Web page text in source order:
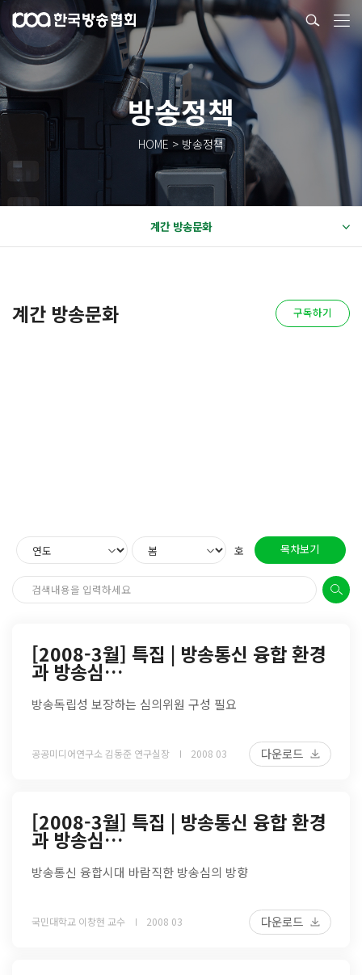
방송정책
HOME > 방송정책
계간 방송문화
계간 방송문화 구독하기
호 목차보기
[2008-3월] 특집 | 방송통신 융합 환경
과 방송심…
방송독립성 보장하는 심의위원 구성 필요
공공미디어연구소 김동준 연구실장 2008 03 다운로드
[2008-3월] 특집 | 방송통신 융합 환경
과 방송심…
방송통신 융합시대 바람직한 방송심의 방향
국민대학교 이창현 교수 2008 03 다운로드